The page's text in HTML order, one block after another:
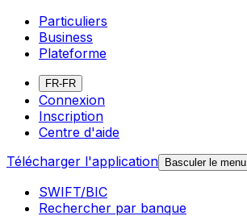
Particuliers
Business
Plateforme
FR-FR
Connexion
Inscription
Centre d'aide
Télécharger l'application Basculer le menu
SWIFT/BIC
Rechercher par banque